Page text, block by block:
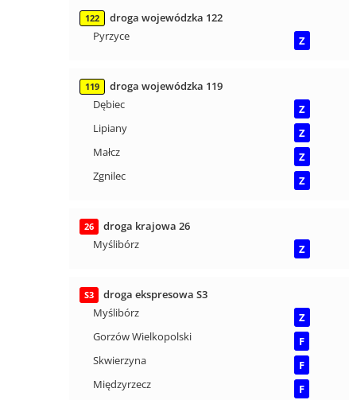
122
droga wojewódzka 122
Pyrzyce
Z
119
droga wojewódzka 119
Dębiec
Z
Lipiany
Z
Małcz
Z
Zgnilec
Z
26
droga krajowa 26
Myślibórz
Z
S3
droga ekspresowa S3
Myślibórz
Z
Gorzów Wielkopolski
F
Skwierzyna
F
Międzyrzecz
F